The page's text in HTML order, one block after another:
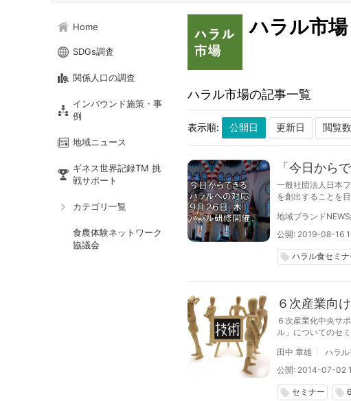
Home
SDGs調査
関係人口の調査
インバウンド施策・事
例
地域ニュース
ギネス世界記録TM 挑
戦サポート
カテゴリ一覧
食農体験ネットワーク
協議会
ハラル市場
ハラル市場の記事一覧
表示順:
「今日から
一般社団法人日本
を創出することを
リー市場のビジネ
地域ブランド
公開: 2019-08-16
local_offer ハラル食セミナ
６次産業向
６次産業化中央サ
ル」についてのセ
ローハスクラブ理
田中 章雄
ハラ
公開: 2014-07-02
local_offer セミナー local_offer